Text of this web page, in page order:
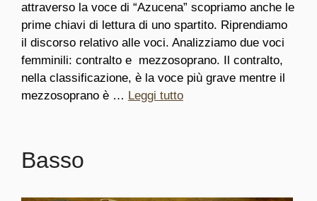
attraverso la voce di “Azucena” scopriamo anche le
prime chiavi di lettura di uno spartito. Riprendiamo
il discorso relativo alle voci. Analizziamo due voci
femminili: contralto e mezzosoprano. Il contralto,
nella classificazione, è la voce più grave mentre il
mezzosoprano è … Leggi tutto
Basso